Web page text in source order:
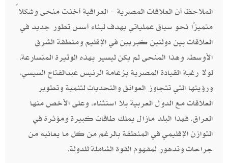
الملاحظ أن العلاقات المصرية - العراقية أخذت منحى وشكلاً
متميزًا نحو سياق عملياتي يهدف لبناء أسس تطور جديد في
العلاقات بين دولتين كبريين في الإقليم ومنطقة الشرق
الأوسط، وهذا المنحى لم يكن ليسير بهذه الوتيرة المتسارعة،
لولا رغبة القيادة المصرية بزعامة الرئيس عبدالفتاح السيسي،
ورؤيتها التي تتجاوز العوائق والتحديات لتنمية وتطوير
العلاقات مع الدول العربية بلا استثناء، وعلى الأخص منها
العراق. فهذا البلد مازال يملك طاقات كبيرة ومؤثرة في
التوازن الإقليمي في المنطقة بالرغم من كل ما يعانيه من
جراحات وتدهور لمفهوم القوة الشاملة للدولة.